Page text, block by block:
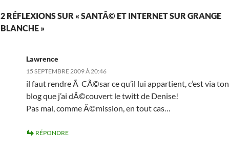
2 RÉFLEXIONS SUR « SANTÃ© ET INTERNET SUR GRANGE
BLANCHE »
Lawrence
15 SEPTEMBRE 2009 À 20:46
il faut rendre Ã CÃ©sar ce qu’il lui appartient, c’est via ton
blog que j’ai dÃ©couvert le twitt de Denise!
Pas mal, comme Ã©mission, en tout cas…
RÉPONDRE